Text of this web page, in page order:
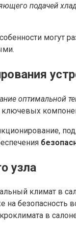
подачей
оптимальной
ключевых
узла
климат
на
в